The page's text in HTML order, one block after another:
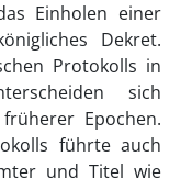
Einholen einer
Dekret.
Protokolls in
sich
Epochen.
führte auch
und Titel wie